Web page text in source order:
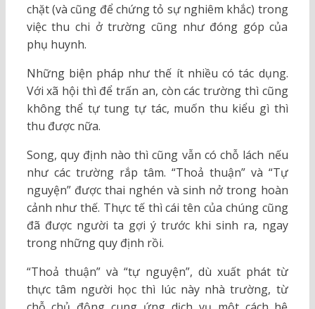
chặt (và cũng để chứng tỏ sự nghiêm khắc) trong
việc thu chi ở trường cũng như đóng góp của
phụ huynh.
Những biện pháp như thế ít nhiều có tác dụng.
Với xã hội thì để trấn an, còn các trường thì cũng
không thể tự tung tự tác, muốn thu kiểu gì thì
thu được nữa.
Song, quy định nào thì cũng vẫn có chỗ lách nếu
như các trường rắp tâm. “Thoả thuận” và “Tự
nguyện” được thai nghén và sinh nở trong hoàn
cảnh như thế. Thực tế thì cái tên của chúng cũng
đã được người ta gợi ý trước khi sinh ra, ngay
trong những quy định rồi.
“Thoả thuận” và “tự nguyện”, dù xuất phát từ
thực tâm người học thì lúc này nhà trường, từ